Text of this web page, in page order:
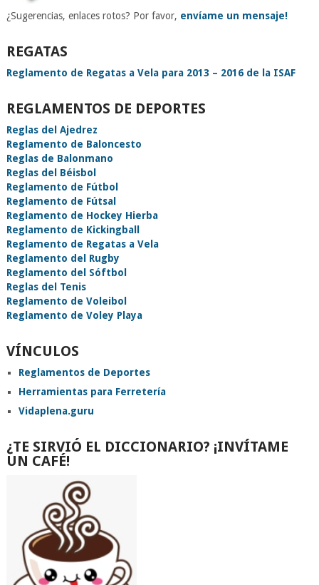
¿Sugerencias, enlaces rotos? Por favor, envíame un mensaje!
REGATAS
Reglamento de Regatas a Vela para 2013 – 2016 de la ISAF
REGLAMENTOS DE DEPORTES
Reglas del Ajedrez
Reglamento de Baloncesto
Reglas de Balonmano
Reglas del Béisbol
Reglamento de Fútbol
Reglamento de Fútsal
Reglamento de Hockey Hierba
Reglamento de Kickingball
Reglamento de Regatas a Vela
Reglamento del Rugby
Reglamento del Sóftbol
Reglas del Tenis
Reglamento de Voleibol
Reglamento de Voley Playa
VÍNCULOS
Reglamentos de Deportes
Herramientas para Ferretería
Vidaplena.guru
¿TE SIRVIÓ EL DICCIONARIO? ¡INVÍTAME
UN CAFÉ!